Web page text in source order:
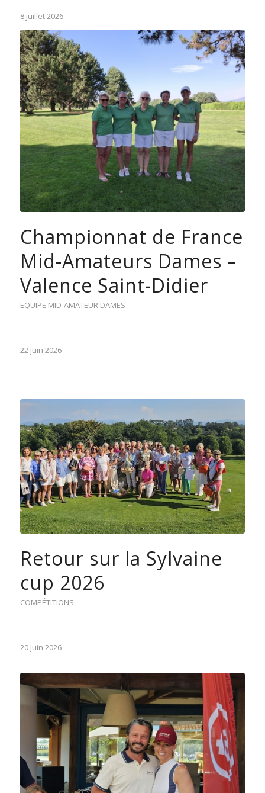
8 juillet 2026
Championnat de France
Mid-Amateurs Dames –
Valence Saint-Didier
EQUIPE MID-AMATEUR DAMES
22 juin 2026
Retour sur la Sylvaine
cup 2026
COMPÉTITIONS
20 juin 2026